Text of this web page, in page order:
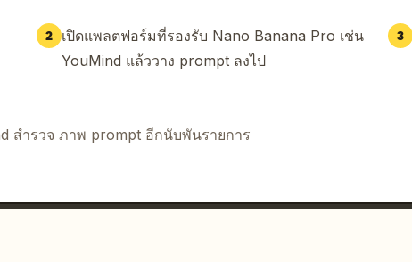
2 เปิดแพลตฟอร์มที่รองรับ Nano Banana Pro เช่น
YouMind แล้ววาง prompt ลงไป
3
สำรวจ ภาพ prompt อีกนับพันรายการ